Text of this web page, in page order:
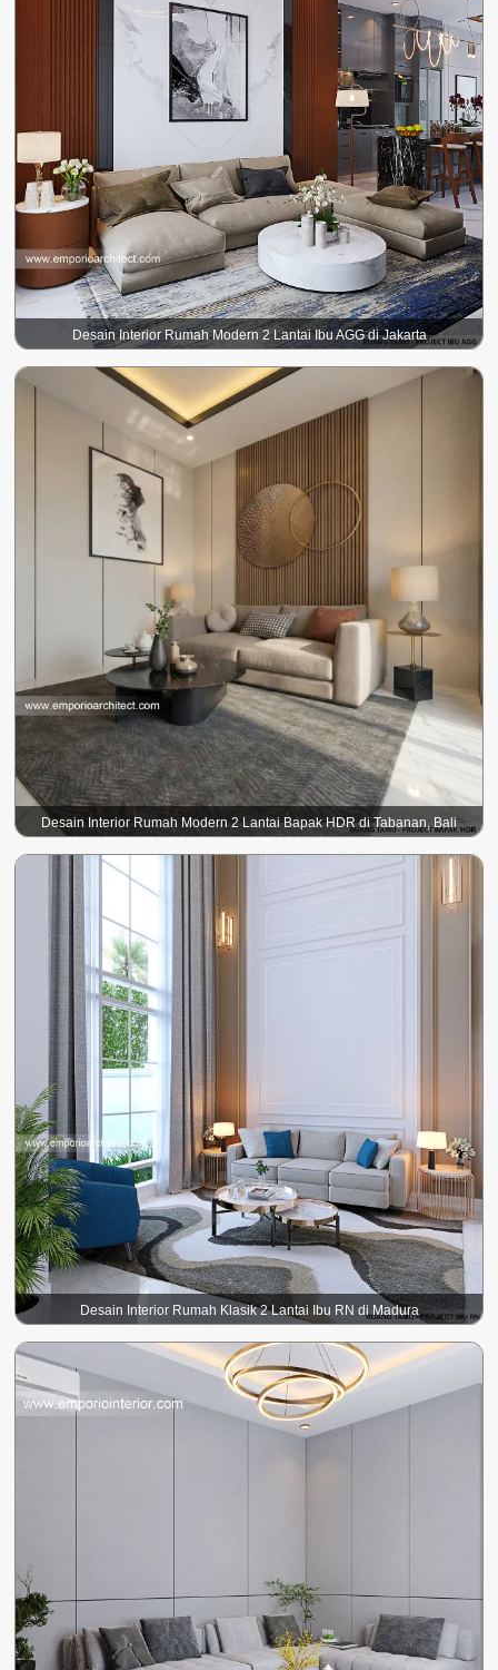
Desain Interior Rumah Modern 2 Lantai Ibu AGG di Jakarta
Desain Interior Rumah Modern 2 Lantai Bapak HDR di Tabanan, Bali
Desain Interior Rumah Klasik 2 Lantai Ibu RN di Madura